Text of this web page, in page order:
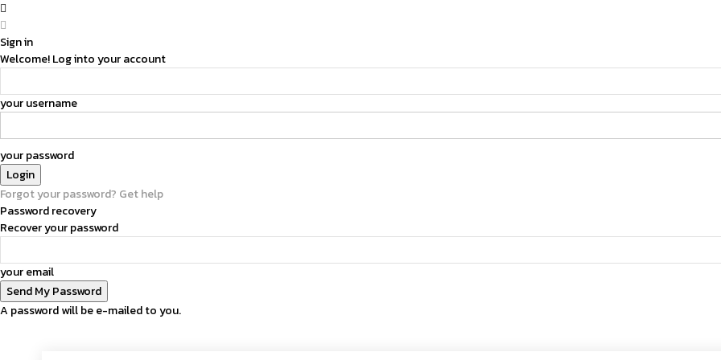
Sign in
Welcome! Log into your account
your username
your password
Forgot your password? Get help
Password recovery
Recover your password
your email
A password will be e-mailed to you.